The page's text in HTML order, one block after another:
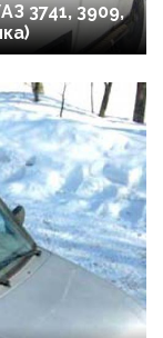
3741, 3909,